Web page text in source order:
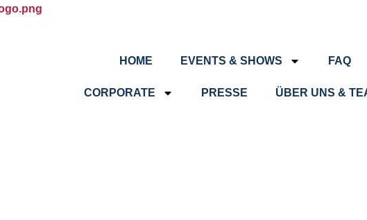
HOME EVENTS & SHOWS FAQ
CORPORATE PRESSE ÜBER UNS &